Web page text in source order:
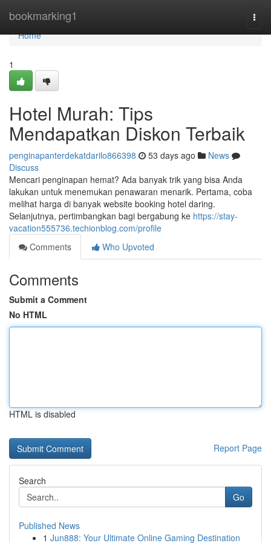
bookmarking1
Home
Home
1
Hotel Murah: Tips
Mendapatkan Diskon Terbaik
penginapanterdekatdarilo866398 53 days ago
News
Discuss
Mencari penginapan hemat? Ada banyak trik yang bisa Anda
lakukan untuk menemukan penawaran menarik. Pertama, coba
melihat harga di banyak website booking hotel daring.
Selanjutnya, pertimbangkan bagi bergabung ke https://stay-
vacation555736.techionblog.com/profile
Comments
Who Upvoted
Comments
Submit a Comment
No HTML
HTML is disabled
Report Page
Search
Go
Published News
1 Jun888: Your Ultimate Online Gaming Destination